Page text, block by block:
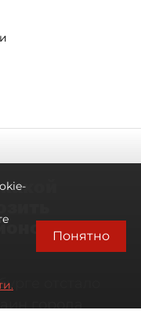
отстало
города
Понятно